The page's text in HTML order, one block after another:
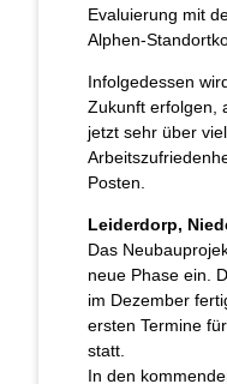
Evaluierung mit
Alphen-
Infolgedessen
Zukunft erfolgen,
jetzt sehr über
Posten.
Leiderdorp,
Das
neue Phase ein.
im Dezember
ersten Termine
statt.
In den